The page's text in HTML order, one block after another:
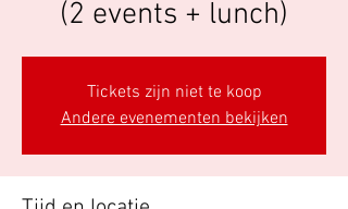
(2 events + lunch)
Tickets zijn niet te koop
Andere evenementen bekijken